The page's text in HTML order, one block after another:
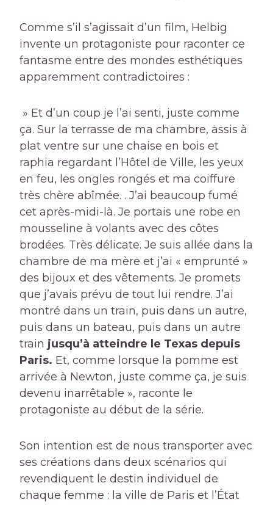
Comme s’il s’agissait d’un film, Helbig
invente un protagoniste pour raconter ce
fantasme entre des mondes esthétiques
apparemment contradictoires :
» Et d’un coup je l’ai senti, juste comme
ça. Sur la terrasse de ma chambre, assis à
plat ventre sur une chaise en bois et
raphia regardant l’Hôtel de Ville, les yeux
en feu, les ongles rongés et ma coiffure
très chère abîmée. . J’ai beaucoup fumé
cet après-midi-là. Je portais une robe en
mousseline à volants avec des côtes
brodées. Très délicate. Je suis allée dans la
chambre de ma mère et j’ai « emprunté »
des bijoux et des vêtements. Je promets
que j’avais prévu de tout lui rendre. J’ai
montré dans un train, puis dans un autre,
puis dans un bateau, puis dans un autre
train jusqu’à atteindre le Texas depuis
Paris. Et, comme lorsque la pomme est
arrivée à Newton, juste comme ça, je suis
devenu inarrêtable », raconte le
protagoniste au début de la série.
Son intention est de nous transporter avec
ses créations dans deux scénarios qui
revendiquent le destin individuel de
chaque femme : la ville de Paris et l’État